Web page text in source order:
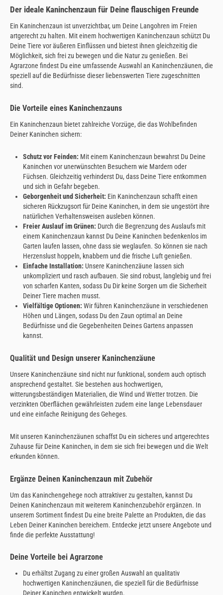
Der ideale Kaninchenzaun für Deine flauschigen Freunde
Ein Kaninchenzaun ist unverzichtbar, um Deine Langohren im Freien
artgerecht zu halten. Mit einem hochwertigen Kaninchenzaun schützt Du
Deine Tiere vor äußeren Einflüssen und bietest ihnen gleichzeitig die
Möglichkeit, sich frei zu bewegen und die Natur zu genießen. Bei
Agrarzone findest Du eine umfassende Auswahl an Kaninchenzäunen, die
speziell auf die Bedürfnisse dieser liebenswerten Tiere zugeschnitten
sind.
Die Vorteile eines Kaninchenzauns
Ein Kaninchenzaun bietet zahlreiche Vorzüge, die das Wohlbefinden
Deiner Kaninchen sichern:
Schutz vor Feinden: Mit einem Kaninchenzaun bewahrst Du Deine
Kaninchen vor unerwünschten Besuchern wie Mardern oder
Füchsen. Gleichzeitig verhinderst Du, dass Deine Tiere entkommen
und sich in Gefahr begeben.
Geborgenheit und Sicherheit: Ein Kaninchenzaun schafft einen
sicheren Rückzugsort für Deine Kaninchen, in dem sie ungestört ihre
natürlichen Verhaltensweisen ausleben können.
Freier Auslauf im Grünen: Durch die Begrenzung des Auslaufs mit
einem Kaninchenzaun kannst Du Deine Kaninchen bedenkenlos im
Garten laufen lassen, ohne dass sie weglaufen. So können sie nach
Herzenslust hoppeln, knabbern und die frische Luft genießen.
Einfache Installation: Unsere Kaninchenzäune lassen sich
unkompliziert und rasch aufbauen. Sie sind robust, langlebig und frei
von scharfen Kanten, sodass Du Dir keine Sorgen um die Sicherheit
Deiner Tiere machen musst.
Vielfältige Optionen: Wir führen Kaninchenzäune in verschiedenen
Höhen und Längen, sodass Du den Zaun optimal an Deine
Bedürfnisse und die Gegebenheiten Deines Gartens anpassen
kannst.
Qualität und Design unserer Kaninchenzäune
Unsere Kaninchenzäune sind nicht nur funktional, sondern auch optisch
ansprechend gestaltet. Sie bestehen aus hochwertigen,
witterungsbeständigen Materialien, die Wind und Wetter trotzen. Die
verzinkten Oberflächen gewährleisten zudem eine lange Lebensdauer
und eine einfache Reinigung des Geheges.
Mit unseren Kaninchenzäunen schaffst Du ein sicheres und artgerechtes
Zuhause für Deine Kaninchen, in dem sie sich frei bewegen und die Welt
erkunden können.
Ergänze Deinen Kaninchenzaun mit Zubehör
Um das Kaninchengehege noch attraktiver zu gestalten, kannst Du
Deinen Kaninchenzaun mit weiterem Kaninchenzubehör ergänzen. In
unserem Sortiment findest Du eine breite Palette an Produkten, die das
Leben Deiner Kaninchen bereichern. Entdecke jetzt unsere Angebote und
finde die perfekte Ausstattung!
Deine Vorteile bei Agrarzone
Du erhältst Zugang zu einer großen Auswahl an qualitativ
hochwertigen Kaninchenzäunen, die speziell für die Bedürfnisse
Deiner Kaninchen entwickelt wurden.